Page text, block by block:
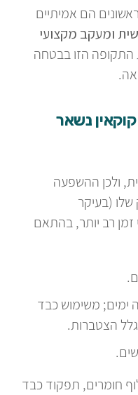
הם אמיתיים
ומעקב מקצועי
הזו בבטחה
נשאר
ולכן ההשפעה
(בעיקר
זמן רב יותר, בהתאם
משימוש כבד
הצטברות.
חומרים, תפקוד כבד